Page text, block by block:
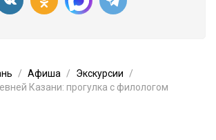
Афиша
Экскурсии
Казани: прогулка с филологом